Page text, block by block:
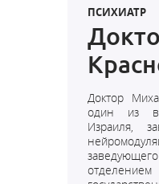
ПСИХИАТР
Доктор
один из
Израиля,